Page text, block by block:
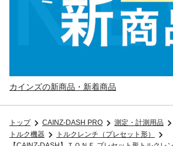
カインズの新商品・新着商品
トップ CAINZ-DASH PRO 測定・計測用品
トルク機器
トルクレンチ（プレセット形）